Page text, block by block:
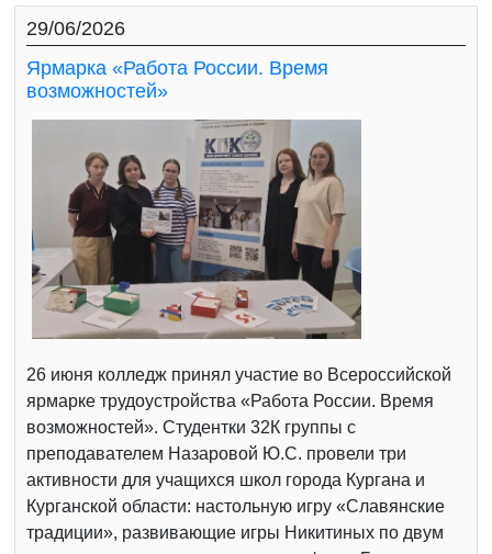
29/06/2026
Ярмарка «Работа России. Время
возможностей»
26 июня колледж принял участие во Всероссийской
ярмарке трудоустройства «Работа России. Время
возможностей». Студентки 32К группы с
преподавателем Назаровой Ю.С. провели три
активности для учащихся школ города Кургана и
Курганской области: настольную игру «Славянские
традиции», развивающие игры Никитиных по двум